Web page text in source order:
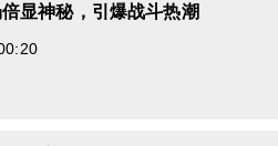
显神秘，引爆战斗热潮